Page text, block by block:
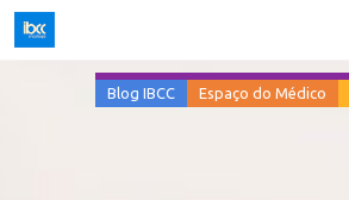
Blog IBCC Espaço do Médico